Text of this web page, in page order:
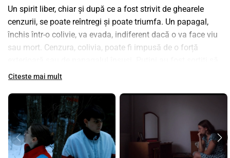
Un spirit liber, chiar și după ce a fost strivit de ghearele
cenzurii, se poate reîntregi și poate triumfa. Un papagal,
închis într-o colivie, va evada, indiferent dacă o va face viu
sau mort. Cenzura, colivia, poate fi impusă de o forță
evadeze, însă cei care au fost vor face orice pentru asta.
putere de cugetare, când milioane de oameni, inteligenți
comparativ cu restul bestiilor din lumea asta, aleg să tacă
atunci când ar trebui să vorbească? Care este asemănarea
dintre un grup de adolescenți care trăiesc la sfârșitul
regimului comunist din România și unul din ziua de astăzi?
Citeste mai mult